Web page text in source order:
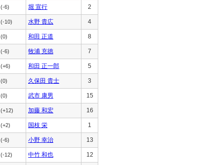
(-6) 堀 宣行 2
(-10) 水野 貴広 4
(0) 和田 正道 8
(-6) 牧浦 充徳 7
(+6) 和田 正一郎 5
(0) 久保田 貴士 3
(0) 武市 康男 15
(+12) 加藤 和宏 16
(+2) 国枝 栄 1
(-6) 小野 幸治 13
(-12) 中竹 和也 12